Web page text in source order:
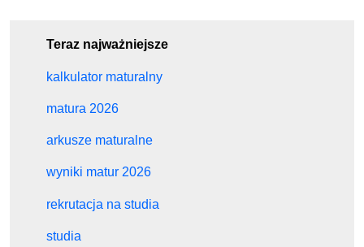
Teraz najważniejsze
kalkulator maturalny
matura 2026
arkusze maturalne
wyniki matur 2026
rekrutacja na studia
studia